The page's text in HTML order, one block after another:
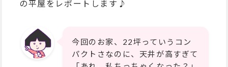
の平屋をレポートします♪
今回のお家、22坪っていうコン
パクトさなのに、天井が高すぎて